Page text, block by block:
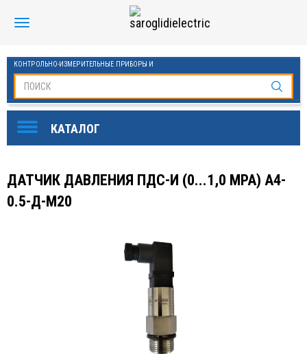
КОНТРОЛЬНО-ИЗМЕРИТЕЛЬНЫЕ ПРИБОРЫ И
ОБОРУДОВАНИЕ ДЛЯ БАССЕЙНОВ
DKC
ДАТЧИК ДАВЛЕНИЯ ПДС-И (0...1,0 MPA) A4-
0.5-Д-M20